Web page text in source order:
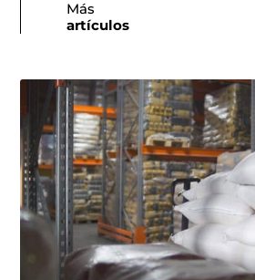
Más
artículos